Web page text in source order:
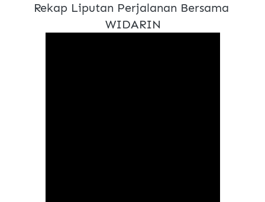
Rekap Liputan Perjalanan Bersama
WIDARIN